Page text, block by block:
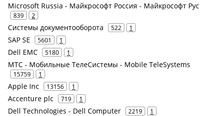
Microsoft Russia - Майкрософт Россия - Майкрософт Рус
839 2
Системы документооборота 522 1
SAP SE 5601 1
Dell EMC 5180 1
МТС - Мобильные ТелеСистемы - Mobile TeleSystems
15759 1
Apple Inc 13156 1
Accenture plc 719 1
Dell Technologies - Dell Computer 2219 1